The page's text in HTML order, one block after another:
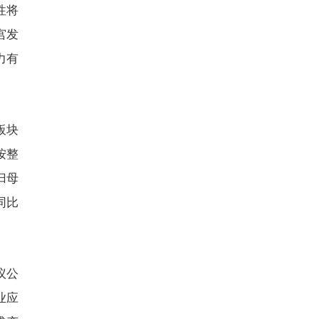
将
发
有
块
整
母
比
公
应